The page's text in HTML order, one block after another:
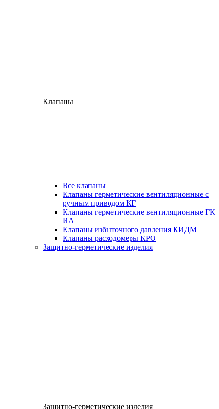
Клапаны
Все клапаны
Клапаны герметические вентиляционные с
ручным приводом КГ
Клапаны герметические вентиляционные ГК
ИА
Клапаны избыточного давления КИДМ
Клапаны расходомеры КРО
Защитно-герметические изделия
Защитно-герметические изделия